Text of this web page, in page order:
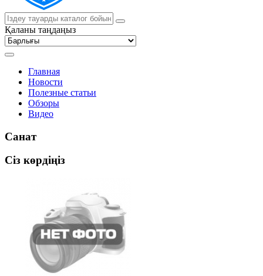
Қаланы таңдаңыз
Главная
Новости
Полезные статьи
Обзоры
Видео
Санат
Сіз көрдіңіз